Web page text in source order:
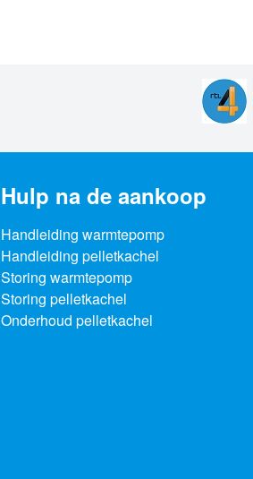
Hulp na de aankoop
Handleiding warmtepomp
Handleiding pelletkachel
Storing warmtepomp
Storing pelletkachel
Onderhoud pelletkachel